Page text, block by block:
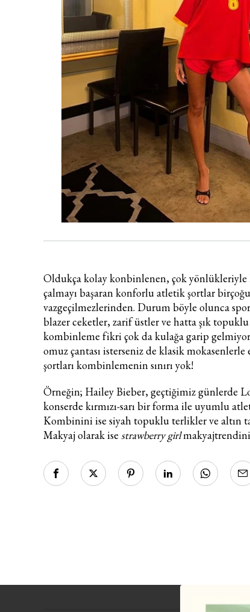
Oldukça kolay konbinlenen, çok
çalmayı başaran konforlu atletik şortlar
vazgeçilmezlerinden. Durum böyle olunca spor
blazer ceketler, zarif üstler ve hatta şık
kombinleme fikri çok da kulağa garip
omuz çantası isterseniz de klasik
şortları kombinlemenin sınırı yok!
Örneğin; Hailey Bieber, geçtiğimiz günlerde
konserde kırmızı-sarı bir forma ile uyumlu
Kombinini ise siyah topuklu terlikler ve altın
Makyaj olarak ise strawberry girlmakyaj